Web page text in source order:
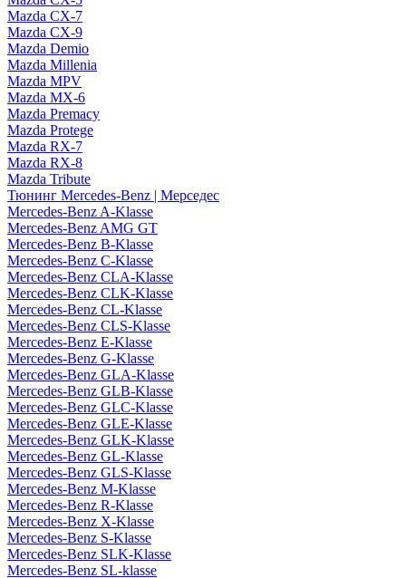
Mazda CX-7
Mazda CX-9
Mazda Demio
Mazda Millenia
Mazda MPV
Mazda MX-6
Mazda Premacy
Mazda Protege
Mazda RX-7
Mazda RX-8
Mazda Tribute
Тюнинг Mercedes-Benz | Мерседес
Mercedes-Benz A-Klasse
Mercedes-Benz AMG GT
Mercedes-Benz B-Klasse
Mercedes-Benz C-Klasse
Mercedes-Benz CLA-Klasse
Mercedes-Benz CLK-Klasse
Mercedes-Benz CL-Klasse
Mercedes-Benz CLS-Klasse
Mercedes-Benz E-Klasse
Mercedes-Benz G-Klasse
Mercedes-Benz GLA-Klasse
Mercedes-Benz GLB-Klasse
Mercedes-Benz GLC-Klasse
Mercedes-Benz GLE-Klasse
Mercedes-Benz GLK-Klasse
Mercedes-Benz GL-Klasse
Mercedes-Benz GLS-Klasse
Mercedes-Benz M-Klasse
Mercedes-Benz R-Klasse
Mercedes-Benz X-Klasse
Mercedes-Benz S-Klasse
Mercedes-Benz SLK-Klasse
Mercedes-Benz SL-klasse